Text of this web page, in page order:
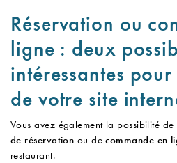
Réservation ou
ligne : deux
intéressantes
de votre site
Vous avez également la possibilité de
de réservation ou decommande en
restaurant.